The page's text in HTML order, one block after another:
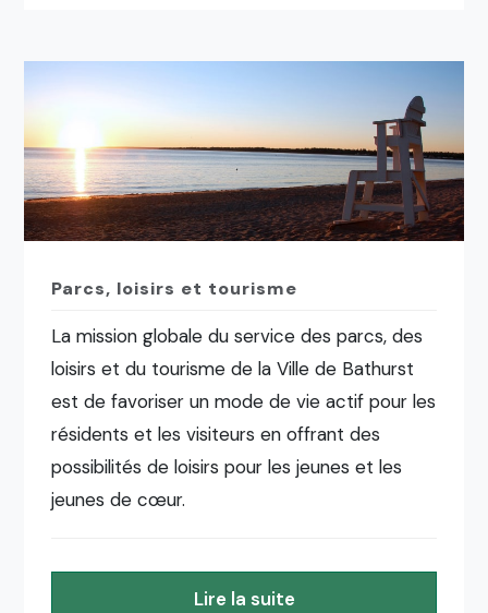
Parcs, loisirs et tourisme
La mission globale du service des parcs, des
loisirs et du tourisme de la Ville de Bathurst
est de favoriser un mode de vie actif pour les
résidents et les visiteurs en offrant des
possibilités de loisirs pour les jeunes et les
jeunes de cœur.
Lire la suite